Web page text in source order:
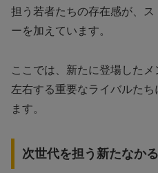
担う若者たちの存在感が、
ーを加えています。
ここでは、新たに登場した
左右する重要なライバルた
ます。
次世代を担う新たなか